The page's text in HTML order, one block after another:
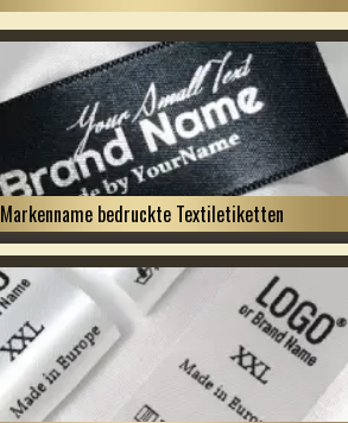
Markenname bedruckte Textiletiketten